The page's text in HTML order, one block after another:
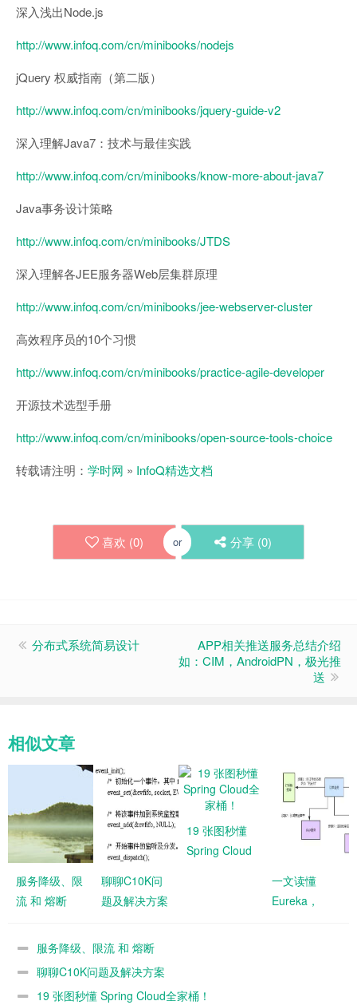
深入浅出Node.js
http://www.infoq.com/cn/minibooks/nodejs
jQuery 权威指南（第二版）
http://www.infoq.com/cn/minibooks/jquery-guide-v2
深入理解Java7：技术与最佳实践
http://www.infoq.com/cn/minibooks/know-more-about-java7
Java事务设计策略
http://www.infoq.com/cn/minibooks/JTDS
深入理解各JEE服务器Web层集群原理
http://www.infoq.com/cn/minibooks/jee-webserver-cluster
高效程序员的10个习惯
http://www.infoq.com/cn/minibooks/practice-agile-developer
开源技术选型手册
http://www.infoq.com/cn/minibooks/open-source-tools-choice
转载请注明： 学时网 » InfoQ精选文档
喜欢 (0) or 分享 (0)
分布式系统简易设计
APP相关推送服务总结介绍
如：CIM，AndroidPN，极光推
送
相似文章
服务降级、限
流 和 熔断
聊聊C10K问
题及解决方案
19 张图秒懂
Spring Cloud
一文读懂
Eureka，
服务降级、限流 和 熔断
聊聊C10K问题及解决方案
19 张图秒懂 Spring Cloud全家桶！